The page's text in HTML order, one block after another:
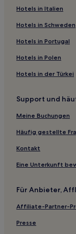
Hotels nahe Sixi
Hotels nahe
Gong’an Hotels
Autonomer Kreis
Hotels nahe
Yiling Bezirk:
Dangyang Hotels
Hotels nahe
Dianjun Hotels
Shashi: Hotels
Hotels nahe
Jianshi Hotels
Hubei: Hotels
Hotels in Italien
Hotels in Schweden
Hotels in Portugal
Hotels in Polen
Hotels in der Türkei
Support und
Meine Buchungen
Häufig gestellte
Kontakt
Eine Unterkunft
Für Anbieter,
Affiliate-Partner-
Presse